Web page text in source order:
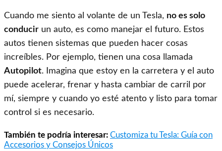
Cuando me siento al volante de un Tesla, no es solo
conducir un auto, es como manejar el futuro. Estos
autos tienen sistemas que pueden hacer cosas
increíbles. Por ejemplo, tienen una cosa llamada
Autopilot. Imagina que estoy en la carretera y el auto
puede acelerar, frenar y hasta cambiar de carril por
mí, siempre y cuando yo esté atento y listo para tomar
control si es necesario.
También te podría interesar: Customiza tu Tesla: Guía con
Accesorios y Consejos Únicos